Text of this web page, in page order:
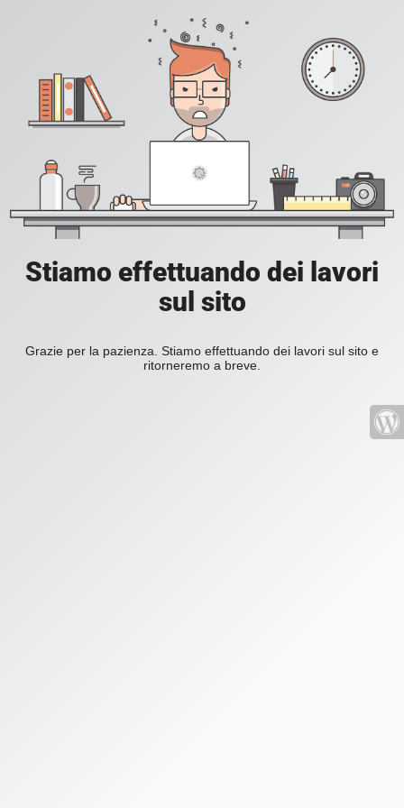
Stiamo effettuando dei lavori
sul sito
Grazie per la pazienza. Stiamo effettuando dei lavori sul sito e
ritorneremo a breve.